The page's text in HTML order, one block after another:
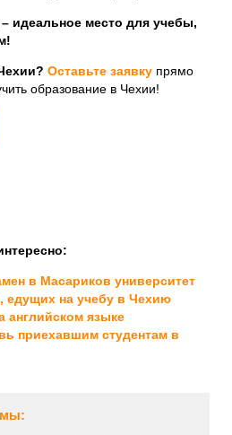
идеальное место для учебы,
Оставьте заявку прямо
образование в Чехии!
в Масариков университет
едущих на учебу в Чехию
английском языке
приехавшим студентам в